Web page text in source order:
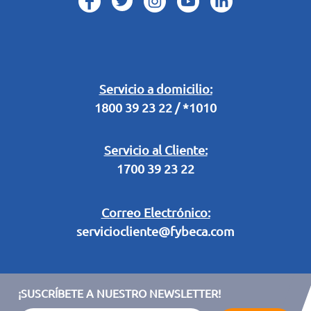
Servicio a domicilio:
1800 39 23 22 / *1010
Servicio al Cliente:
1700 39 23 22
Correo Electrónico:
serviciocliente@fybeca.com
Legal Campaña Produbanco
Términos y condiciones sorteo partido de fútbol "Tu ídolo"
Conoce Términos de Plan de Medicación Continua
¡SUSCRÍBETE A NUESTRO NEWSLETTER!